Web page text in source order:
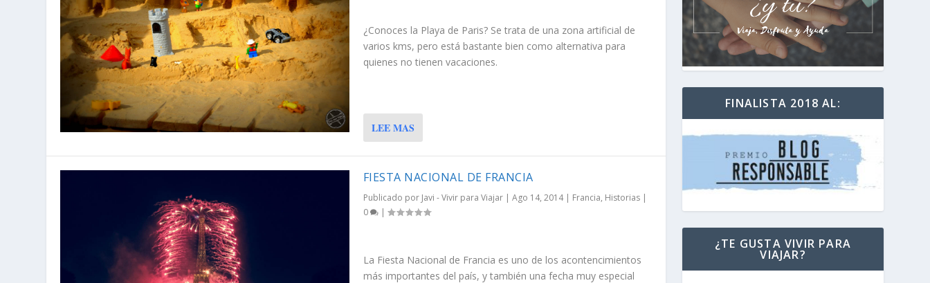
¿Conoces la Playa de Paris? Se trata de una zona artificial de
varios kms, pero está bastante bien como alternativa para
quienes no tienen vacaciones.
LEE MAS
FIESTA NACIONAL DE FRANCIA
Publicado por Javi - Vivir para Viajar| Ago 14, 2014| Francia, Historias|
0
|
La Fiesta Nacional de Francia es uno de los acontencimientos
más importantes del país, y también una fecha muy especial
FINALISTA 2018 AL:
¿TE GUSTA VIVIR PARA
VIAJAR?